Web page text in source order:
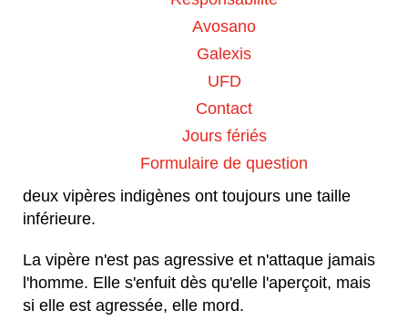
Avosano
Galexis
UFD
Contact
Jours fériés
Formulaire de question
, provoquent chaque année
quelques cas de morsures. Pour les distinguer
des couleuvres, il faut observer leurs yeux : les
pupilles sont verticales (comme celle d'un chat),
tandis que les couleuvres possèdent une pupille
ronde. Les vipères sont plus petites et leur corps
cm de long est à coup sûr non venimeux, car les
deux vipères indigènes ont toujours une taille
inférieure.
La vipère n'est pas agressive et n'attaque jamais
l'homme. Elle s'enfuit dès qu'elle l'aperçoit, mais
si elle est agressée, elle mord.